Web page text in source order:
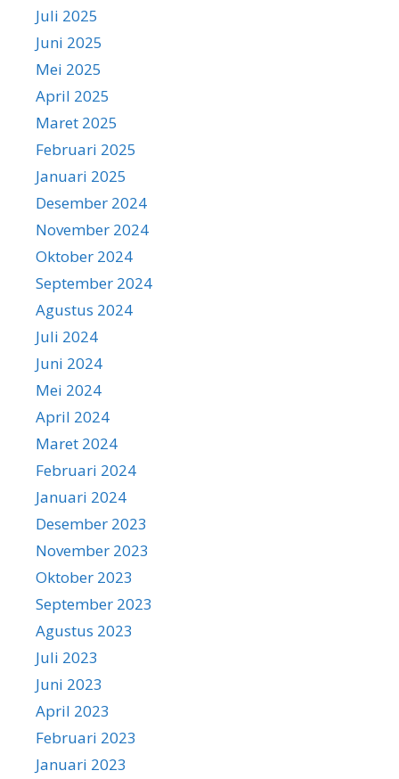
Juli 2025
Juni 2025
Mei 2025
April 2025
Maret 2025
Februari 2025
Januari 2025
Desember 2024
November 2024
Oktober 2024
September 2024
Agustus 2024
Juli 2024
Juni 2024
Mei 2024
April 2024
Maret 2024
Februari 2024
Januari 2024
Desember 2023
November 2023
Oktober 2023
September 2023
Agustus 2023
Juli 2023
Juni 2023
April 2023
Februari 2023
Januari 2023